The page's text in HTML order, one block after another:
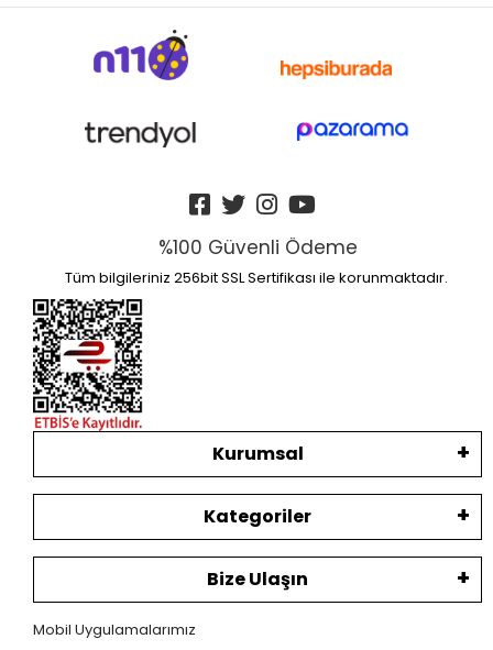
%100 Güvenli Ödeme
Tüm bilgileriniz 256bit SSL Sertifikası ile korunmaktadır.
Kurumsal
Kategoriler
Bize Ulaşın
Mobil Uygulamalarımız